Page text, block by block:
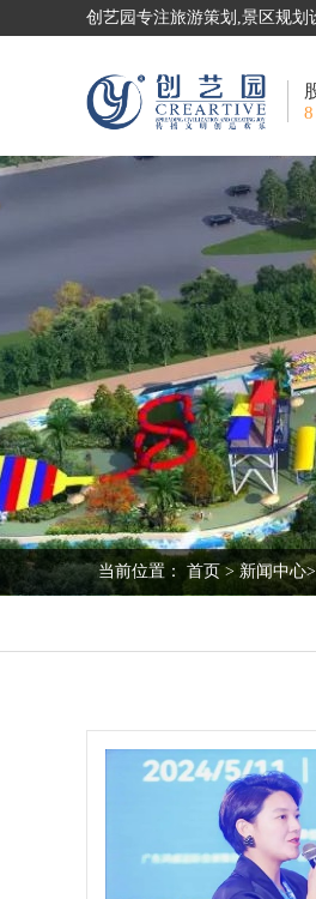
创艺园专注旅游策划,景区规划
当前位置： 首页 > 新闻中心>